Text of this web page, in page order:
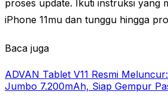
proses update. Ikuti instruksi yang
iPhone 11mu dan tunggu hingga
Baca juga
ADVAN Tablet V11 Resmi
Jumbo 7.200mAh, Siap Gempur